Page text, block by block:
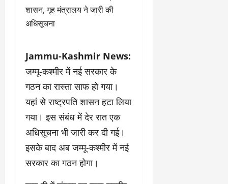
Jammu-Kashmir News:
जम्मू-कश्मीर में नई सरकार के
गठन का रास्ता साफ हो गया।
यहां से राष्ट्रपति शासन हटा लिया
गया। इस संबंध में देर रात एक
अधिसूचना भी जारी कर दी गई।
इसके बाद अब जम्मू-कश्मीर में नई
सरकार का गठन होगा।